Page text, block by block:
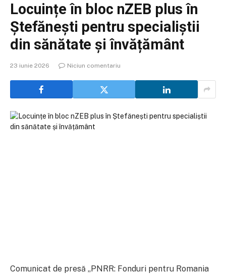
Locuințe în bloc nZEB plus în
Ștefănești pentru specialiștii
din sănătate și învățământ
23 iunie 2026 Niciun comentariu
Comunicat de presă „PNRR: Fonduri pentru Romania